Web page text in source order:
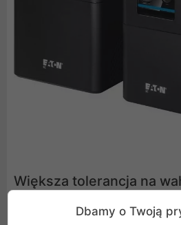
Większa tolerancja na
Problemy z poziomem napięcia w
Dbamy o Twoją